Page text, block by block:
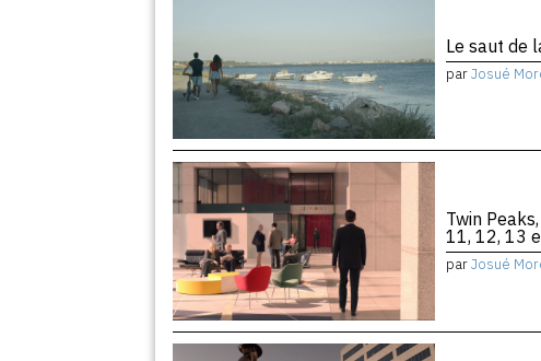
Le saut de
parJosué
Twin
11, 12, 13
parJosué